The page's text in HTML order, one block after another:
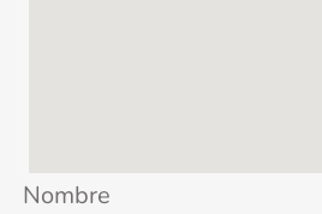
Nombre